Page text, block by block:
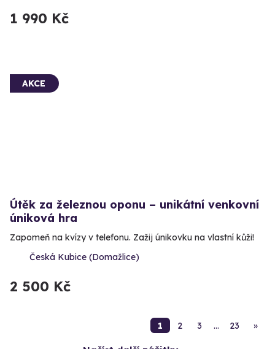
1 990 Kč
AKCE
Útěk za železnou oponu – unikátní venkovní
úniková hra
Zapomeň na kvízy v telefonu. Zažij únikovku na vlastní kůži!
Česká Kubice (Domažlice)
2 500 Kč
1 2 3 … 23 »